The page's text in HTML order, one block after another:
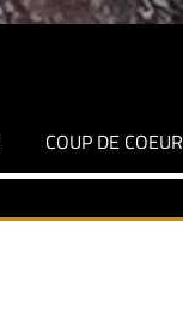
COUP DE COEUR